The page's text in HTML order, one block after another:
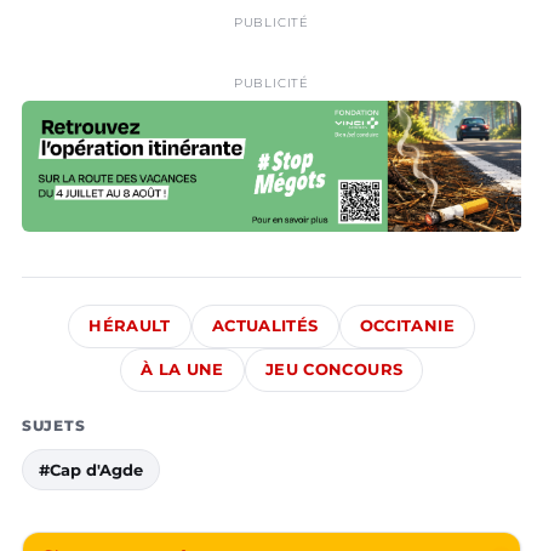
PUBLICITÉ
PUBLICITÉ
HÉRAULT ACTUALITÉS OCCITANIE
À LA UNE JEU CONCOURS
SUJETS
#Cap d'Agde